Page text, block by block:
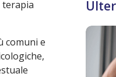
comuni e